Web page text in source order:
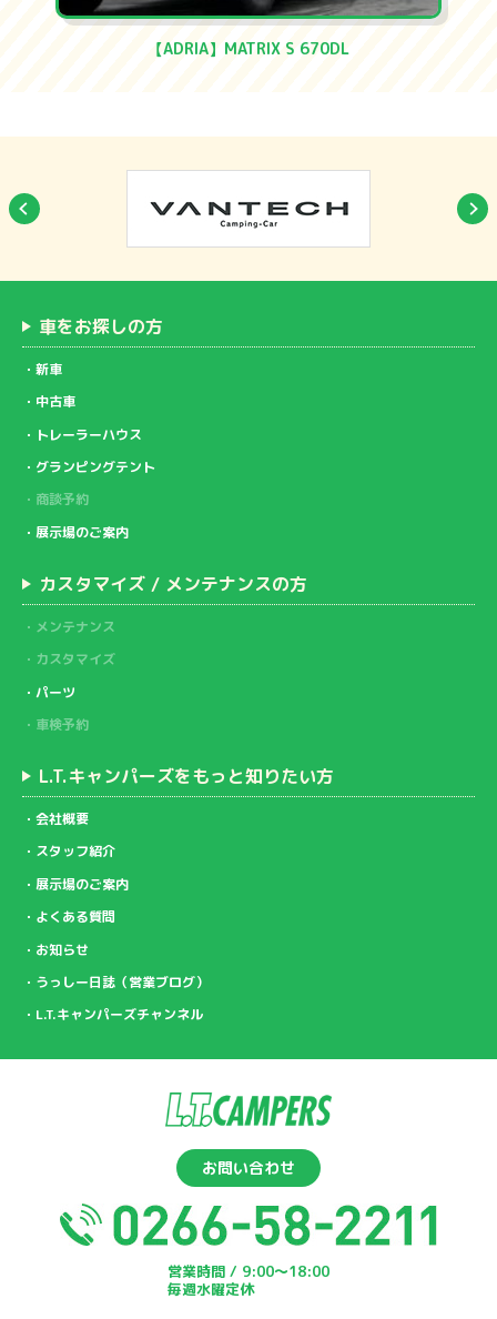
【ADRIA】MATRIX S 670DL
車をお探しの方
新車
中古車
トレーラーハウス
グランピングテント
商談予約
展示場のご案内
カスタマイズ / メンテナンスの方
メンテナンス
カスタマイズ
パーツ
車検予約
L.T.キャンパーズをもっと知りたい方
会社概要
スタッフ紹介
展示場のご案内
よくある質問
お知らせ
うっしー日誌（営業ブログ）
L.T.キャンパーズチャンネル
お問い合わせ
営業時間 / 9:00〜18:00
毎週水曜定休